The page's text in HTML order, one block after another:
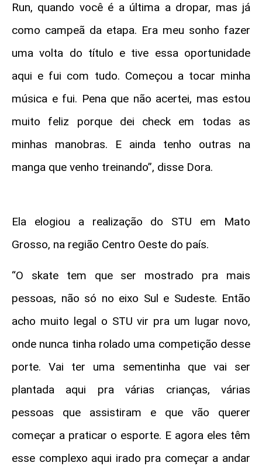
Run, quando você é a última a dropar, mas já
como campeã da etapa. Era meu sonho fazer
uma volta do título e tive essa oportunidade
aqui e fui com tudo. Começou a tocar minha
música e fui. Pena que não acertei, mas estou
muito feliz porque dei check em todas as
minhas manobras. E ainda tenho outras na
manga que venho treinando”, disse Dora.
Ela elogiou a realização do STU em Mato
Grosso, na região Centro Oeste do país.
“O skate tem que ser mostrado pra mais
pessoas, não só no eixo Sul e Sudeste. Então
acho muito legal o STU vir pra um lugar novo,
onde nunca tinha rolado uma competição desse
porte. Vai ter uma sementinha que vai ser
plantada aqui pra várias crianças, várias
pessoas que assistiram e que vão querer
começar a praticar o esporte. E agora eles têm
esse complexo aqui irado pra começar a andar